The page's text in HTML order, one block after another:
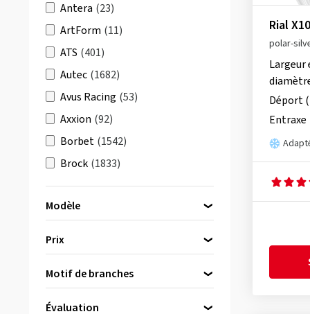
Antera (23)
ArtForm (11)
ATS (401)
Autec (1682)
Avus Racing (53)
Axxion (92)
Borbet (1542)
Brock (1833)
Carmani(633)
CMS
DBV(630)
Dezent (2492)
Modèle
Rial Astorga
Rial Kibo(10)
Rial KiboX
Prix
von
bis
Motif de branches
Évaluation
Rial X10
polar-
Largeur
Déport
Entraxe